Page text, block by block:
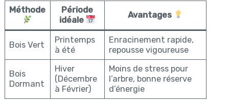
Méthode
Période
idéale
Avantages
Bois Vert
Printemps
à été
Enracinement rapide,
repousse vigoureuse
Bois
Dormant
Hiver
(Décembre
à Février)
Moins de stress pour
l’arbre, bonne réserve
d’énergie